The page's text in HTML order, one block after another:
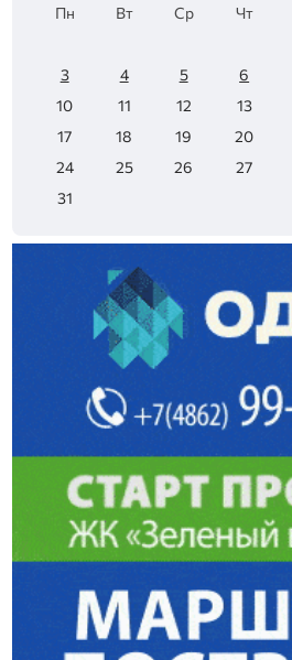
Пн Вт Ср Чт
3
4 5 6
10
11 12 13
17
18 19 20
24
25 26 27
31